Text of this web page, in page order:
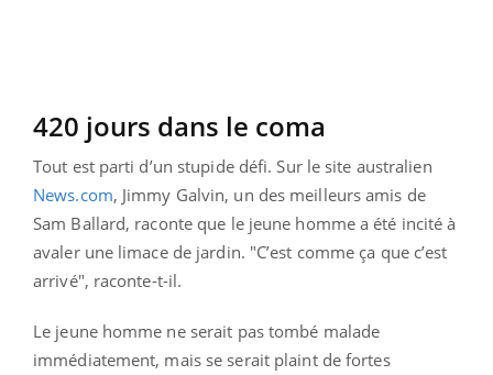
420 jours dans le coma
Tout est parti d’un stupide défi. Sur le site australien
News.com, Jimmy Galvin, un des meilleurs amis de
Sam Ballard, raconte que le jeune homme a été incité à
avaler une limace de jardin. "C’est comme ça que c’est
arrivé", raconte-t-il.
Le jeune homme ne serait pas tombé malade
immédiatement, mais se serait plaint de fortes